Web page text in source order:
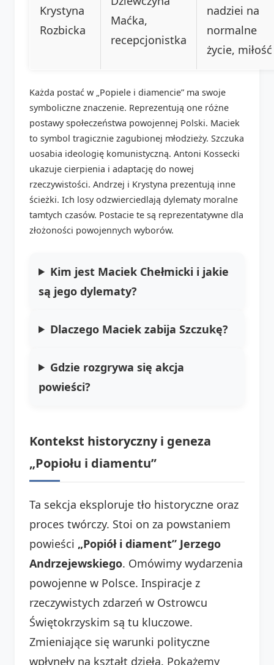
Krystyna
Rozbicka
Maćka,
recepcjonistka
nadziei na
normalne
życie, miłość
Każda postać w „Popiele i diamencie” ma swoje
symboliczne znaczenie. Reprezentują one różne
postawy społeczeństwa powojennej Polski. Maciek
to symbol tragicznie zagubionej młodzieży. Szczuka
uosabia ideologię komunistyczną. Antoni Kossecki
ukazuje cierpienia i adaptację do nowej
rzeczywistości. Andrzej i Krystyna prezentują inne
ścieżki. Ich losy odzwierciedlają dylematy moralne
tamtych czasów. Postacie te są reprezentatywne dla
złożoności powojennych wyborów.
Kim jest Maciek Chełmicki i jakie
są jego dylematy?
Dlaczego Maciek zabija Szczukę?
Gdzie rozgrywa się akcja
powieści?
Kontekst historyczny i geneza
„Popiołu i diamentu”
Ta sekcja eksploruje tło historyczne oraz
proces twórczy. Stoi on za powstaniem
powieści „Popiół i diament” Jerzego
Andrzejewskiego. Omówimy wydarzenia
powojenne w Polsce. Inspiracje z
rzeczywistych zdarzeń w Ostrowcu
Świętokrzyskim są tu kluczowe.
Zmieniające się warunki polityczne
wpłynęły na kształt dzieła. Pokażemy